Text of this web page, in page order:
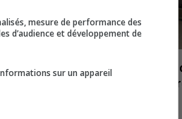
Fournitures scolaires : Produits
seconde main pour alléger le
mesure de performance des
d’audience et développement de
sur un appareil